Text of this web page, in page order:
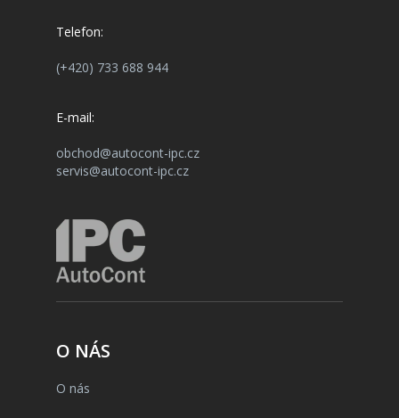
Telefon:
(+420) 733 688 944
E-mail:
obchod@autocont-ipc.cz
servis@autocont-ipc.cz
O NÁS
O nás